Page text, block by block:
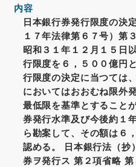
内容
日本銀行券発行限度の決
１７年法律第６７号）第
昭和３１年１２月１５日
行限度を６，５００億円
行限度の決定に当つては
においてはおおむね限外
最低限を基準とすること
券発行水準及び今後約１
ら勘案して、その額は６
認める。 日本銀行法（抄
券ヲ発行ス 第２項省略